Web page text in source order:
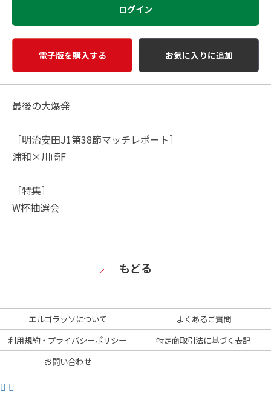
ログイン
電子版を購入する お気に入りに追加
最後の大爆発
［明治安田J1第38節マッチレポート］
浦和×川崎F
［特集］
W杯抽選会
もどる
エルゴラッソについて
よくあるご質問
利用規約・プライバシーポリシー
特定商取引法に基づく表記
お問い合わせ